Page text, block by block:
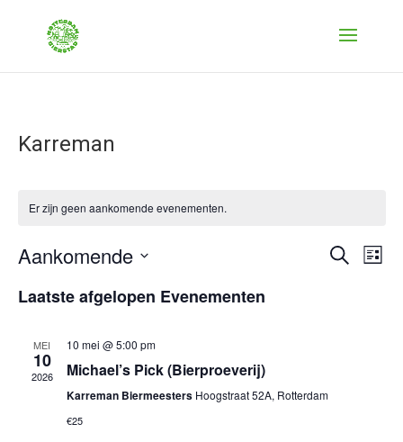
Karreman
Er zijn geen aankomende evenementen.
Zoeken
Lijst
Aankomende
een
Laatste afgelopen Evenementen
MEI
10
2026
10 mei @ 5:00 pm
Michael’s Pick (Bierproeverij)
Karreman Biermeesters Hoogstraat 52A, Rotterdam
€25